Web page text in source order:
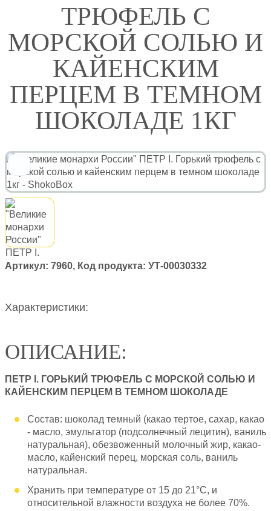
ТРЮФЕЛЬ С
МОРСКОЙ СОЛЬЮ И
КАЙЕНСКИМ
ПЕРЦЕМ В ТЕМНОМ
ШОКОЛАДЕ 1КГ
Артикул: 7960, Код продукта: УТ-00030332
Характеристики:
ОПИСАНИЕ:
ПЕТР I. ГОРЬКИЙ ТРЮФЕЛЬ С МОРСКОЙ СОЛЬЮ И
КАЙЕНСКИМ ПЕРЦЕМ В ТЕМНОМ ШОКОЛАДЕ
Состав: шоколад темный (какао тертое, сахар, какао
- масло, эмульгатор (подсолнечный лецитин), ваниль
натуральная), обезвоженный молочный жир, какао-
масло, кайенский перец, морская соль, ваниль
натуральная.
Хранить при температуре от 15 до 21°С, и
относительной влажности воздуха не более 70%.